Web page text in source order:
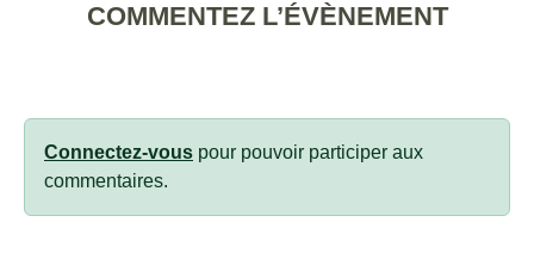
COMMENTEZ L’ÉVÈNEMENT
Connectez-vous pour pouvoir participer aux
commentaires.